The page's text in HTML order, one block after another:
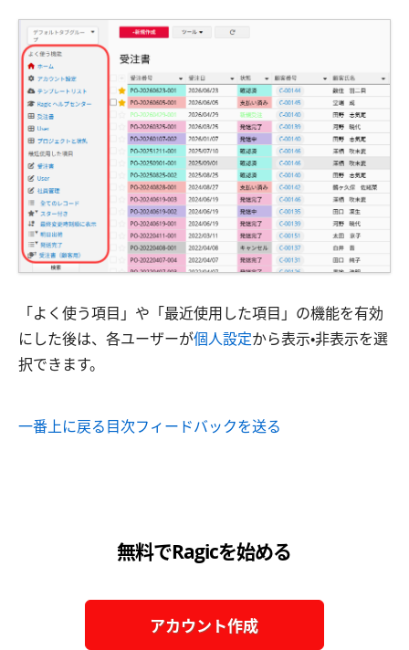
「よく使う項目」や「最近使用した項目」の機能を有効
にした後は、各ユーザーが個人設定から表示・非表示を選
択できます。
一番上に戻る目次フィードバックを送る
無料でRagicを始める
アカウント作成